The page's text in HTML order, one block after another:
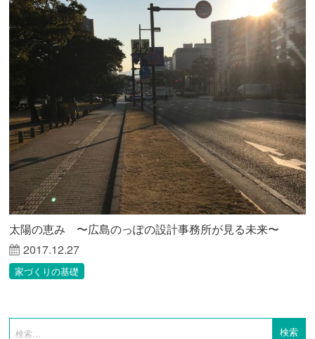
太陽の恵み 〜広島のっぽの設計事務所が見る未来〜
2017.12.27
家づくりの基礎